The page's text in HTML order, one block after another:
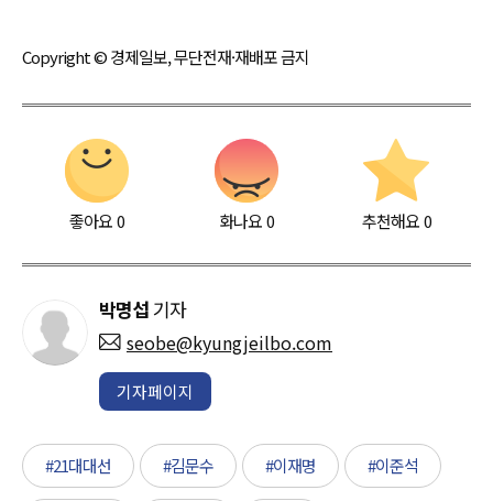
Copyright © 경제일보, 무단전재·재배포 금지
좋아요0 화나요0 추천해요 0
박명섭 기자
seobe@kyungjeilbo.com
기자페이지
#21대대선 #김문수 #이재명 #이준석